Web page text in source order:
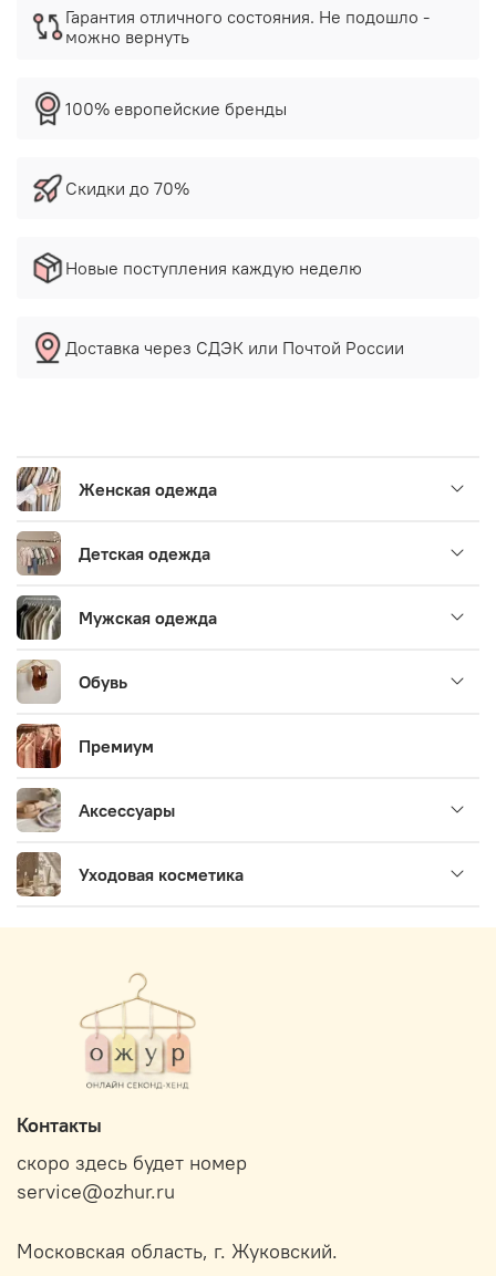
Гарантия отличного состояния. Не подошло -
можно вернуть
100% европейские бренды
Скидки до 70%
Новые поступления каждую неделю
Доставка через СДЭК или Почтой России
Женская одежда
Детская одежда
Мужская одежда
Обувь
Премиум
Аксессуары
Уходовая косметика
Контакты
скоро здесь будет номер
service@ozhur.ru
Московская область, г. Жуковский.